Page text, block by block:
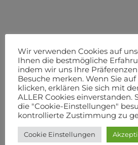
ALLE PROODUKTE
Ladies Vintage T Large
Logo Print
9,95€
AUSFÜHRUNG WÄHLEN
Dieses
Produkt
zzgl.Versandkosten zzgl.
Wir verwenden Cookies auf
Ihnen die bestmögliche
indem wir uns Ihre
Besuche merken. Wenn Sie
klicken, erklären Sie sich mit
ALLER Cookies einverstanden.
die "Cookie-Einstellungen"
kontrollierte Zustimmung zu
Cookie Einstellungen